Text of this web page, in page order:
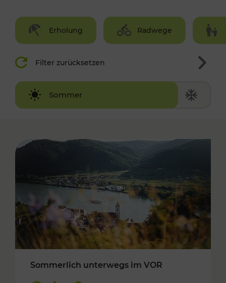
Erholung Radwege
Filter zurücksetzen
Sommer
Winter
Sommerlich unterwegs im VOR